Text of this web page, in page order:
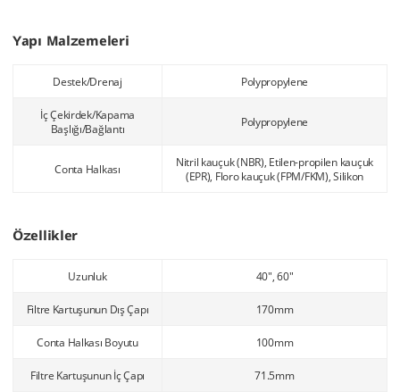
Yapı Malzemeleri
Destek/Drenaj Polypropylene
İç Çekirdek/Kapama
Başlığı/Bağlantı
Polypropylene
Conta Halkası
Nitril kauçuk (NBR), Etilen-propilen kauçuk
(EPR), Floro kauçuk (FPM/FKM), Silikon
Özellikler
Uzunluk 40", 60"
Filtre Kartuşunun Dış Çapı 170mm
Conta Halkası Boyutu 100mm
Filtre Kartuşunun İç Çapı 71.5mm